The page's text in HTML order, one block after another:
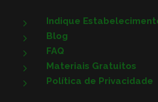
5 Indique
5 Blog
5 FAQ
5 Materiais Gratuitos
5 Política de Privacidade